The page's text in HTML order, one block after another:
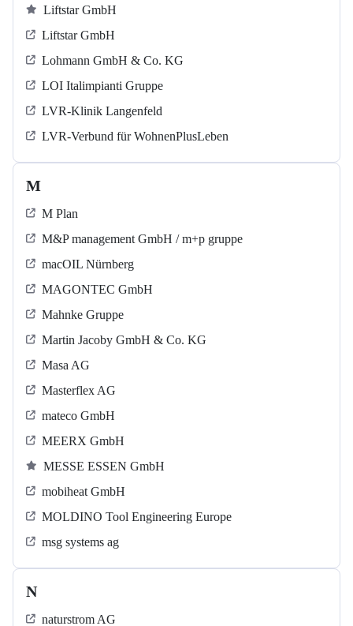
Liftstar GmbH
Liftstar GmbH
Lohmann GmbH & Co. KG
LOI Italimpianti Gruppe
LVR-Klinik Langenfeld
LVR-Verbund für WohnenPlusLeben
M
M Plan
M&P management GmbH / m+p gruppe
macOIL Nürnberg
MAGONTEC GmbH
Mahnke Gruppe
Martin Jacoby GmbH & Co. KG
Masa AG
Masterflex AG
mateco GmbH
MEERX GmbH
MESSE ESSEN GmbH
mobiheat GmbH
MOLDINO Tool Engineering Europe
msg systems ag
N
naturstrom AG